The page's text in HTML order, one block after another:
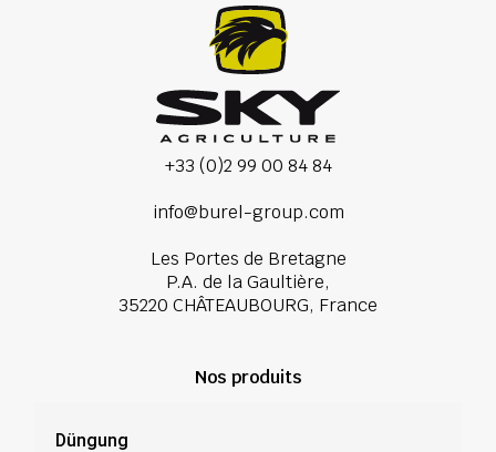
+33 (0)2 99 00 84 84
info@burel-group.com
Les Portes de Bretagne
P.A. de la Gaultière,
35220 CHÂTEAUBOURG, France
Nos produits
Düngung